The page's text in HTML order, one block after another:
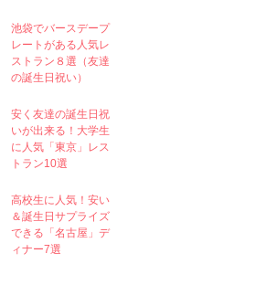
池袋でバースデープ
レートがある人気レ
ストラン８選（友達
の誕生日祝い）
安く友達の誕生日祝
いが出来る！大学生
に人気「東京」レス
トラン10選
高校生に人気！安い
＆誕生日サプライズ
できる「名古屋」デ
ィナー7選